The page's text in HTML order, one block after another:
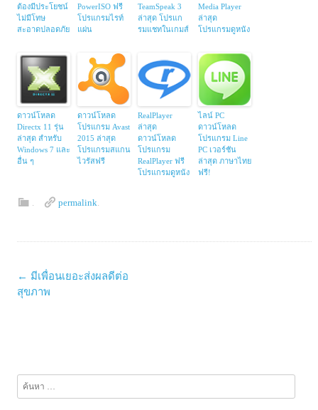
ต้องมีประโยชน์
ไม่มีโทษ
สะอาดปลอดภัย
PowerISO ฟรี
โปรแกรมไรท์
แผ่น
TeamSpeak 3
ล่าสุด โปรแก
รมแชทในเกมส์
Media Player
ล่าสุด
โปรแกรมดูหนัง
ดาวน์โหลด
Directx 11 รุ่น
ล่าสุด สำหรับ
Windows 7 และ
อื่น ๆ
ดาวน์โหลด
โปรแกรม Avast
2015 ล่าสุด
โปรแกรมสแกน
ไวรัสฟรี
RealPlayer
ล่าสุด
ดาวน์โหลด
โปรแกรม
RealPlayer ฟรี
โปรแกรมดูหนัง
ไลน์ PC
ดาวน์โหลด
โปรแกรม Line
PC เวอร์ชัน
ล่าสุด ภาษาไทย
ฟรี!
permalink
Post
navigation
← มีเพื่อนเยอะส่งผลดีต่อ
สุขภาพ
สำหรับ: